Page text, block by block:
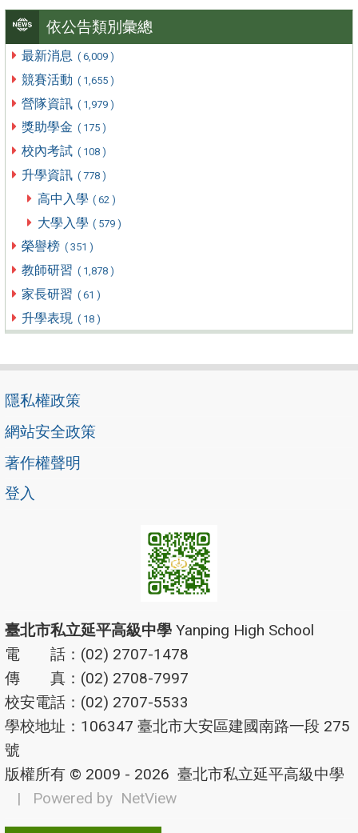
依公告類別彙總
最新消息 ( 6,009 )
競賽活動 ( 1,655 )
營隊資訊 ( 1,979 )
獎助學金 ( 175 )
校內考試 ( 108 )
升學資訊 ( 778 )
高中入學 ( 62 )
大學入學 ( 579 )
榮譽榜 ( 351 )
教師研習 ( 1,878 )
家長研習 ( 61 )
升學表現 ( 18 )
隱私權政策
網站安全政策
著作權聲明
登入
臺北市私立延平高級中學 Yanping High School
電 話：(02) 2707-1478
傳 真：(02) 2708-7997
校安電話：(02) 2707-5533
學校地址：106347 臺北市大安區建國南路一段 275
號
版權所有 © 2009 - 2026 臺北市私立延平高級中學
| Powered by NetView